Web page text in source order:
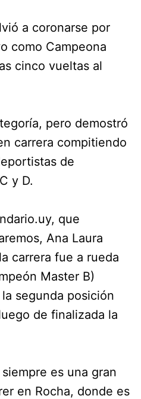
a coronarse por
como Campeona
cinco vueltas al
pero demostró
carrera compitiendo
de
y D.
que
Ana Laura
carrera fue a rueda
Master B)
segunda posición
de finalizada la
es una gran
en Rocha, donde es